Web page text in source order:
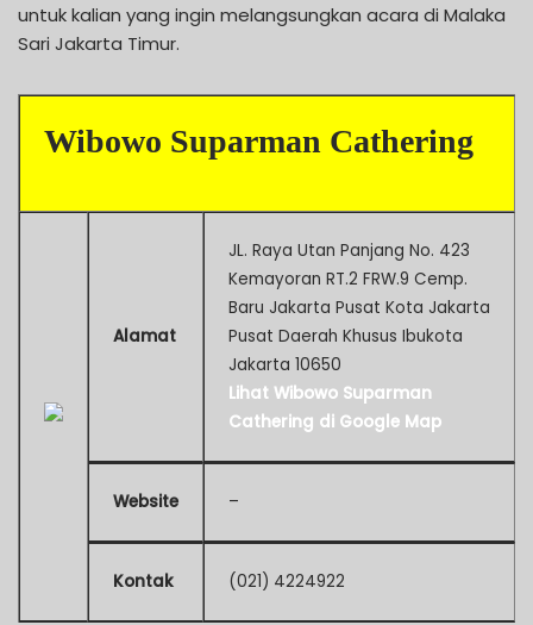
untuk kalian yang ingin melangsungkan acara di Malaka
Sari Jakarta Timur.
Wibowo Suparman Cathering
Alamat
JL. Raya Utan Panjang No. 423
Kemayoran RT.2 FRW.9 Cemp.
Baru Jakarta Pusat Kota Jakarta
Pusat Daerah Khusus Ibukota
Jakarta 10650
Lihat Wibowo Suparman
Cathering di Google Map
Website –
Kontak (021) 4224922